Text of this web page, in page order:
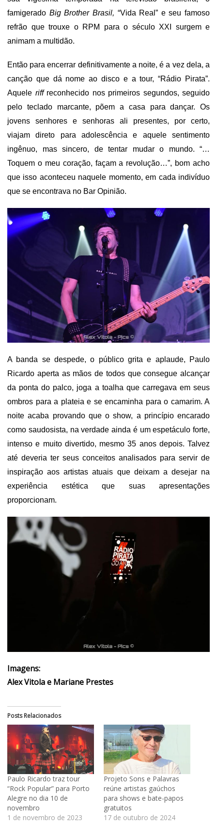
famigerado Big Brother Brasil, “Vida Real” e seu famoso
refrão que trouxe o RPM para o século XXI surgem e
animam a multidão.
Então para encerrar definitivamente a noite, é a vez dela, a
canção que dá nome ao disco e a tour, “Rádio Pirata”.
Aquele riff reconhecido nos primeiros segundos, seguido
pelo teclado marcante, põem a casa para dançar. Os
jovens senhores e senhoras ali presentes, por certo,
viajam direto para adolescência e aquele sentimento
ingênuo, mas sincero, de tentar mudar o mundo. “…
Toquem o meu coração, façam a revolução…”, bom acho
que isso aconteceu naquele momento, em cada indivíduo
que se encontrava no Bar Opinião.
A banda se despede, o público grita e aplaude, Paulo
Ricardo aperta as mãos de todos que consegue alcançar
da ponta do palco, joga a toalha que carregava em seus
ombros para a plateia e se encaminha para o camarim. A
noite acaba provando que o show, a princípio encarado
como saudosista, na verdade ainda é um espetáculo forte,
intenso e muito divertido, mesmo 35 anos depois. Talvez
até deveria ter seus conceitos analisados para servir de
inspiração aos artistas atuais que deixam a desejar na
experiência estética que suas apresentações
proporcionam.
Imagens:
Alex Vitola e Mariane Prestes
Posts Relacionados
Paulo Ricardo traz tour
“Rock Popular” para Porto
Alegre no dia 10 de
novembro
1 de novembro de 2023
Projeto Sons e Palavras
reúne artistas gaúchos
para shows e bate-papos
gratuitos
17 de outubro de 2024